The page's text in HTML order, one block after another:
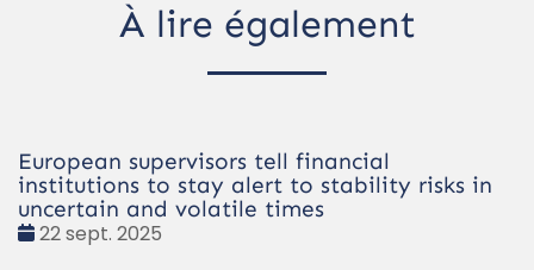
À lire également
European supervisors tell financial
institutions to stay alert to stability risks in
uncertain and volatile times
Date
22 sept. 2025